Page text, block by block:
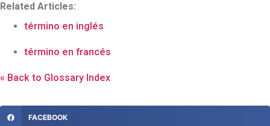
Related Articles:
término en inglés
término en francés
« Back to Glossary Index
FACEBOOK